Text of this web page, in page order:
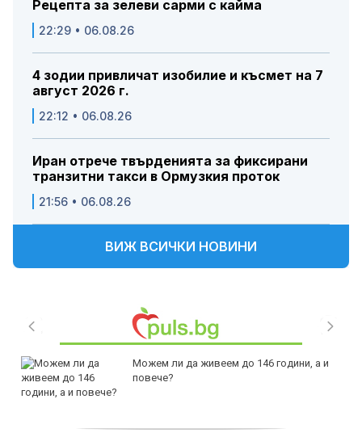
Рецепта за зелеви сарми с кайма
22:29 • 06.08.26
4 зодии привличат изобилие и късмет на 7
август 2026 г.
22:12 • 06.08.26
Иран отрече твърденията за фиксирани
транзитни такси в Ормузкия проток
21:56 • 06.08.26
ВИЖ ВСИЧКИ НОВИНИ
Можем ли да живеем до 146 години, а и
повече?